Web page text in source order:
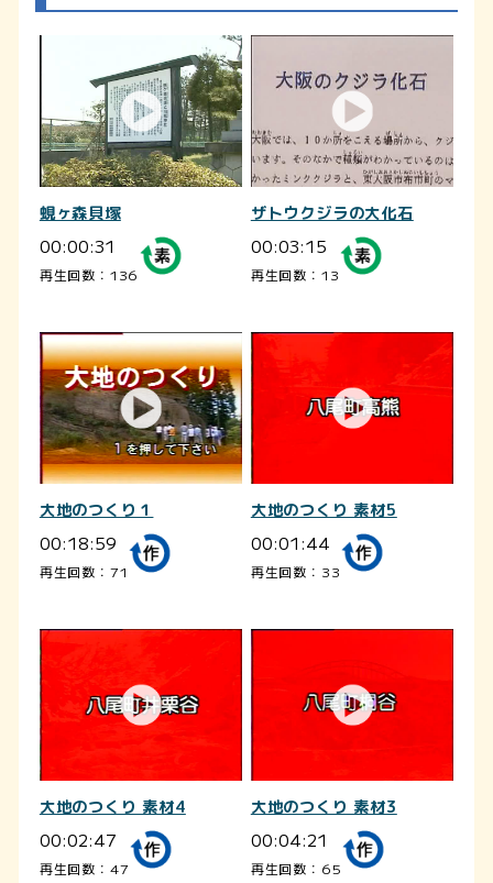
蜆ヶ森貝塚
00:00:31
再生回数：136
ザトウクジラの大化石
00:03:15
再生回数：13
大地のつくり１
00:18:59
再生回数：71
大地のつくり 素材5
00:01:44
再生回数：33
大地のつくり 素材4
00:02:47
再生回数：47
大地のつくり 素材3
00:04:21
再生回数：65